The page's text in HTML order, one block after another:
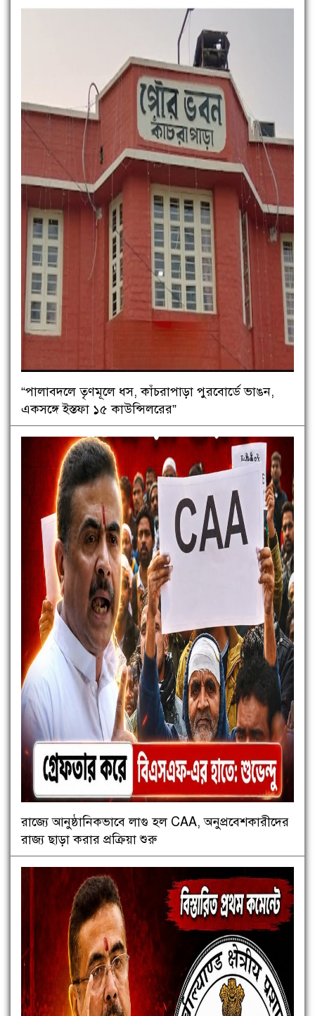
“পালাবদলে তৃণমূলে ধস, কাঁচরাপাড়া পুরবোর্ডে ভাঙন,
একসঙ্গে ইস্তফা ১৫ কাউন্সিলরের”
রাজ্যে আনুষ্ঠানিকভাবে লাগু হল CAA, অনুপ্রবেশকারীদের
রাজ্য ছাড়া করার প্রক্রিয়া শুরু